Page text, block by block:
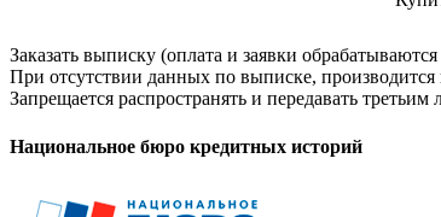
Заказать выписку (оплата и заявки
При отсутствии данных по выписке,
Запрещается распространять и передавать
Национальное бюро кредитных историй